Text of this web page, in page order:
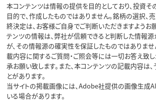
本コンテンツは情報の提供を目的としており、投資
目的で、作成したものではありません。銘柄の選択、
終決定は、お客様ご自身でご判断いただきますようお
テンツの情報は、弊社が信頼できると判断した情報
が、その情報源の確実性を保証したものではありませ
載内容に関するご質問・ご照会等には一切お答え致
承お願い致します。また、本コンテンツの記載内容は
とがあります。
当サイトの掲載画像には、Adobe社提供の画像生成AI
いる場合があります。